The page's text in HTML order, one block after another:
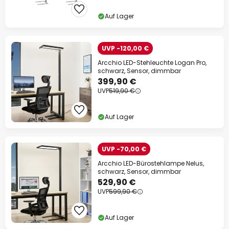
Auf Lager
UVP -120,00 €
Arcchio LED-Stehleuchte Logan Pro,
schwarz, Sensor, dimmbar
399,90 €
UVP519,90 €
Auf Lager
UVP -70,00 €
Arcchio LED-Bürostehlampe Nelus,
schwarz, Sensor, dimmbar
529,90 €
UVP599,90 €
Auf Lager